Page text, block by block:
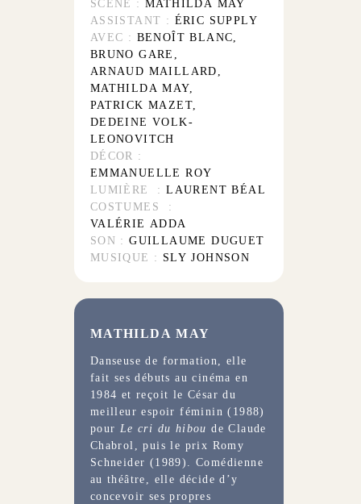
SCÈNE : MATHILDA MAY
ASSISTANT : ÉRIC SUPPLY
AVEC : BENOÎT BLANC,
BRUNO GARE,
ARNAUD MAILLARD,
MATHILDA MAY,
PATRICK MAZET,
DEDEINE VOLK-
LEONOVITCH
DÉCOR :
EMMANUELLE ROY
LUMIÈRE : LAURENT BÉAL
COSTUMES :
VALÉRIE ADDA
SON : GUILLAUME DUGUET
MUSIQUE : SLY JOHNSON
MATHILDA MAY
Danseuse de formation, elle
fait ses débuts au cinéma en
1984 et reçoit le César du
meilleur espoir féminin (1988)
pour Le cri du hibou de Claude
Chabrol, puis le prix Romy
Schneider (1989). Comédienne
au théâtre, elle décide d’y
concevoir ses propres